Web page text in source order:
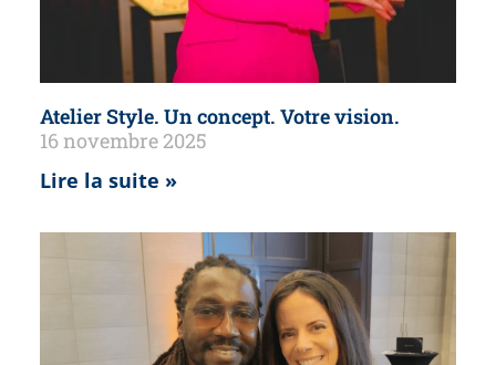
Atelier Style. Un concept. Votre vision.
16 novembre 2025
Lire la suite »